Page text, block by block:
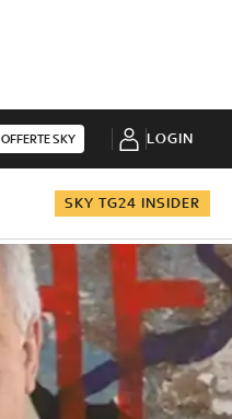
OFFERTE SKY LOGIN
SKY TG24 INSIDER